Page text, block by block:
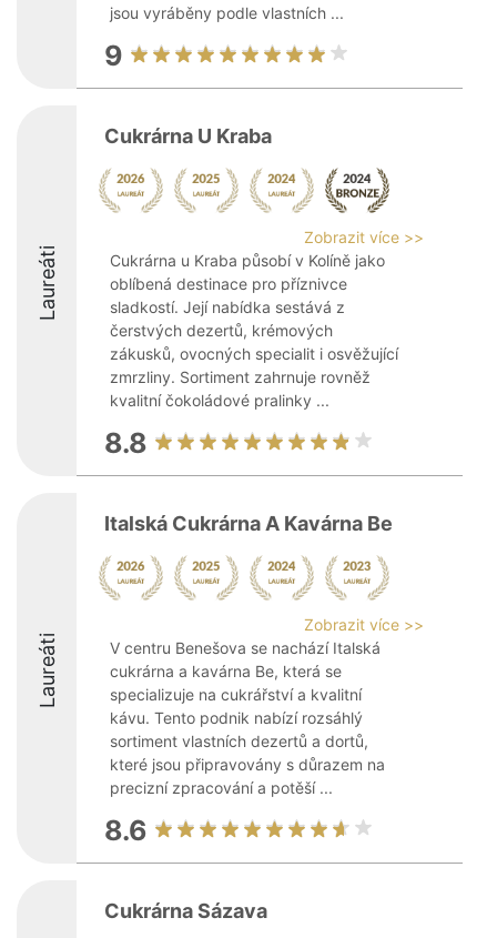
jsou vyráběny podle vlastních ...
9
Laureáti
Cukrárna U Kraba
Zobrazit více >>
Cukrárna u Kraba působí v Kolíně jako
oblíbená destinace pro příznivce
sladkostí. Její nabídka sestává z
čerstvých dezertů, krémových
zákusků, ovocných specialit i osvěžující
zmrzliny. Sortiment zahrnuje rovněž
kvalitní čokoládové pralinky ...
8.8
Laureáti
Italská Cukrárna A Kavárna Be
Zobrazit více >>
V centru Benešova se nachází Italská
cukrárna a kavárna Be, která se
specializuje na cukrářství a kvalitní
kávu. Tento podnik nabízí rozsáhlý
sortiment vlastních dezertů a dortů,
které jsou připravovány s důrazem na
precizní zpracování a potěší ...
8.6
Cukrárna Sázava